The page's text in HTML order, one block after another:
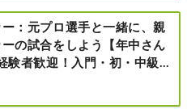
マルイファミリー溝口店］
：元プロ選手と一緒に、親
の試合をしよう【年中さん
験者歓迎！入門・初・中級の